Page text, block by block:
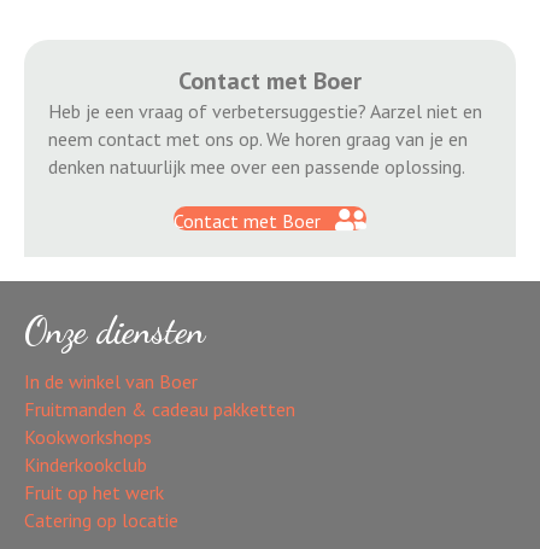
Contact met Boer
Heb je een vraag of verbetersuggestie? Aarzel niet en
neem contact met ons op. We horen graag van je en
denken natuurlijk mee over een passende oplossing.
Contact met Boer
Onze diensten
In de winkel van Boer
Fruitmanden & cadeau pakketten
Kookworkshops
Kinderkookclub
Fruit op het werk
Catering op locatie